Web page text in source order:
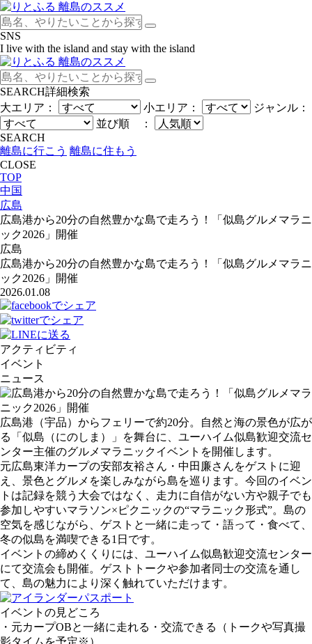
SNS
I live with the island and stay with the island
SEARCH詳細検索
大エリア：
小エリア：
ジャンル：
並び順 ：
SEARCH
離島に行こう 離島に住もう
CLOSE
TOP
中国
広島
広島港から20分の自然豊かな島で走ろう！「似島グルメマラニ
ック2026」開催
広島
広島港から20分の自然豊かな島で走ろう！「似島グルメマラニ
ック2026」開催
2026.01.08
アクティビティ
イベント
ニュース
広島港（宇品）からフェリーで約20分。自然と海の景色が広が
る「似島（にのしま）」を舞台に、ユーハイム似島歓迎交流セ
ンター主催のグルメマラニックイベントを開催します。
元広島東洋カープの安部友裕さん・中田廉さんをゲストに迎
え、景色とグルメを楽しみながら島を巡ります。今回のイベン
トは記録を競う大会ではなく、走力に自信がない方や親子でも
参加しやすいマラソン×ピクニックの“マラニック形式”。島の
空気を感じながら、ゲストと一緒に走って・語って・食べて、
冬の似島を満喫できる1日です。
イベントの締めくくりには、ユーハイム似島歓迎交流センター
にて交流会も開催。ゲストトークや参加者同士の交流を通し
て、島の魅力により深く触れていただけます。
イベントの見どころ
・元カープOBと⼀緒に⾛れる・交流できる（トークや写真撮
影タイムを予定※）